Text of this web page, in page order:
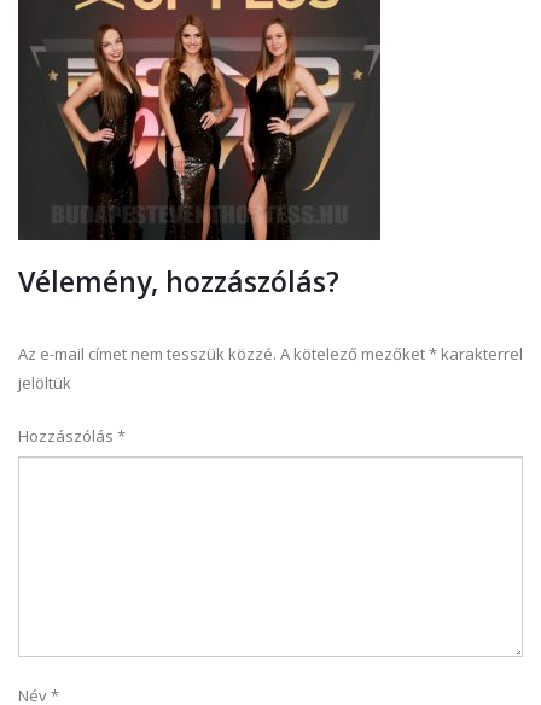
Vélemény, hozzászólás?
Az e-mail címet nem tesszük közzé. A kötelező mezőket* karakterrel
jelöltük
Hozzászólás *
Név*